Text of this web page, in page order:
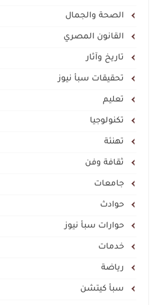
الصحة والجمال
القانون المصري
تاريخ وآثار
تحقيقات سبأ نيوز
تعليم
تكنولوجيا
تهنئة
ثقافة وفن
جامعات
حوادث
حوارات سبأ نيوز
خدمات
رياضة
سبأ كيتشن